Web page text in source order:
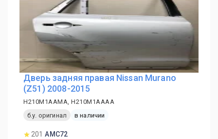
Дверь задняя правая Nissan Murano
(Z51) 2008-2015
H210M1AAMA, H210M1AAAA
б.у. оригинал
в наличии
201 AMC72